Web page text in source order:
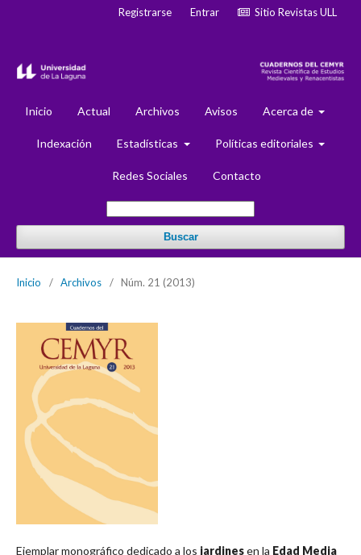
Inicio Actual Archivos Avisos Acerca de
Indexación Estadísticas Políticas editoriales
Redes Sociales Contacto
Buscar
Registrarse Entrar Sitio Revistas ULL
Inicio / Archivos / Núm. 21 (2013)
Ejemplar monográfico dedicado a los jardinesen la Edad Media